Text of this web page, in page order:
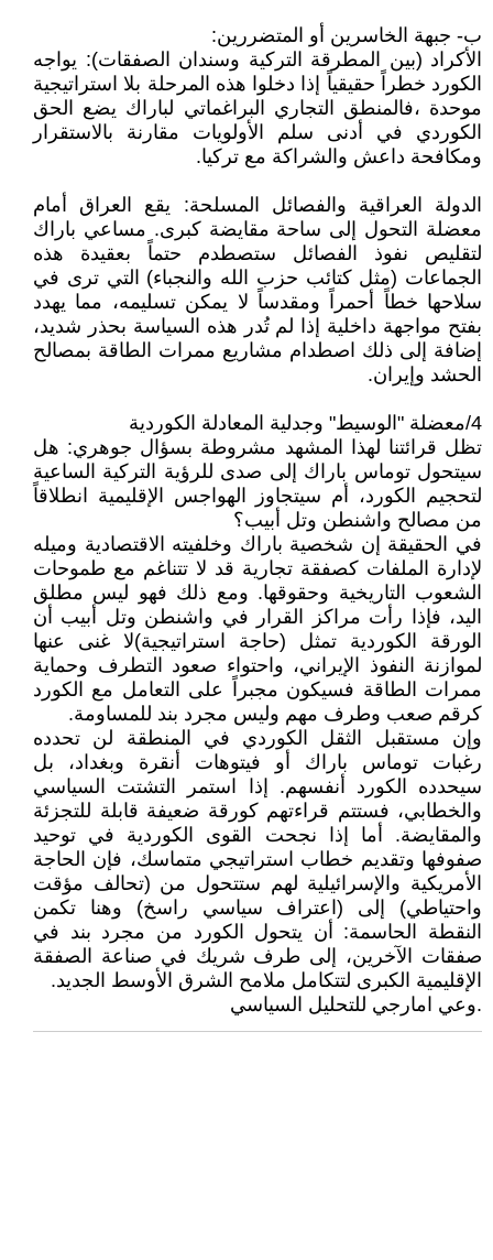
ب- جبهة الخاسرين أو المتضررين:
الأكراد (بين المطرقة التركية وسندان الصفقات): يواجه
الكورد خطراً حقيقياً إذا دخلوا هذه المرحلة بلا استراتيجية
موحدة ،فالمنطق التجاري البراغماتي لباراك يضع الحق
الكوردي في أدنى سلم الأولويات مقارنة بالاستقرار
ومكافحة داعش والشراكة مع تركيا.
الدولة العراقية والفصائل المسلحة: يقع العراق أمام
معضلة التحول إلى ساحة مقايضة كبرى. مساعي باراك
لتقليص نفوذ الفصائل ستصطدم حتماً بعقيدة هذه
الجماعات (مثل كتائب حزب الله والنجباء) التي ترى في
سلاحها خطاً أحمراً ومقدساً لا يمكن تسليمه، مما يهدد
بفتح مواجهة داخلية إذا لم تُدر هذه السياسة بحذر شديد،
إضافة إلى ذلك اصطدام مشاريع ممرات الطاقة بمصالح
الحشد وإيران.
4/معضلة "الوسيط" وجدلية المعادلة الكوردية
تظل قرائتنا لهذا المشهد مشروطة بسؤال جوهري: هل
سيتحول توماس باراك إلى صدى للرؤية التركية الساعية
لتحجيم الكورد، أم سيتجاوز الهواجس الإقليمية انطلاقاً
من مصالح واشنطن وتل أبيب؟
في الحقيقة إن شخصية باراك وخلفيته الاقتصادية وميله
لإدارة الملفات كصفقة تجارية قد لا تتناغم مع طموحات
الشعوب التاريخية وحقوقها. ومع ذلك فهو ليس مطلق
اليد، فإذا رأت مراكز القرار في واشنطن وتل أبيب أن
الورقة الكوردية تمثل (حاجة استراتيجية)لا غنى عنها
لموازنة النفوذ الإيراني، واحتواء صعود التطرف وحماية
ممرات الطاقة فسيكون مجبراً على التعامل مع الكورد
كرقم صعب وطرف مهم وليس مجرد بند للمساومة.
وإن مستقبل الثقل الكوردي في المنطقة لن تحدده
رغبات توماس باراك أو فيتوهات أنقرة وبغداد، بل
سيحدده الكورد أنفسهم. إذا استمر التشتت السياسي
والخطابي، فستتم قراءتهم كورقة ضعيفة قابلة للتجزئة
والمقايضة. أما إذا نجحت القوى الكوردية في توحيد
صفوفها وتقديم خطاب استراتيجي متماسك، فإن الحاجة
الأمريكية والإسرائيلية لهم ستتحول من (تحالف مؤقت
واحتياطي) إلى (اعتراف سياسي راسخ) وهنا تكمن
النقطة الحاسمة: أن يتحول الكورد من مجرد بند في
صفقات الآخرين، إلى طرف شريك في صناعة الصفقة
الإقليمية الكبرى لتتكامل ملامح الشرق الأوسط الجديد.
.وعي امارجي للتحليل السياسي